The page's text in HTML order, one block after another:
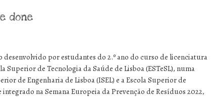
done
por estudantes do 2.º ano do curso de licenciatura
Superior de Tecnologia da Saúde de Lisboa (ESTeSL), numa
de Engenharia de Lisboa (ISEL) e a Escola Superior de
integrado na Semana Europeia da Prevenção de Resíduos 2022,